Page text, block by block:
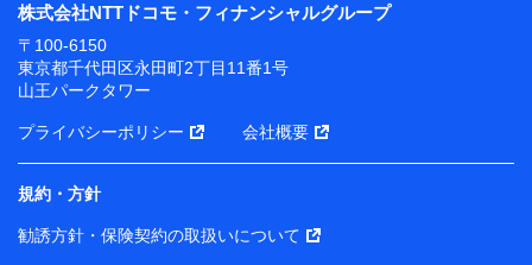
株式会社NTTドコモ・フィナンシャルグループ
〒100-6150
東京都千代田区永田町2丁目11番1号
山王パークタワー
プライバシーポリシー 会社概要
規約・方針
勧誘方針・保険契約の取扱いについて